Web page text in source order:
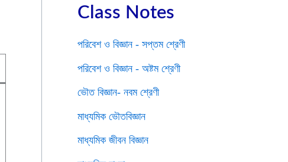
Class Notes
পরিবেশ ও বিজ্ঞান - সপ্তম শ্রেণী
পরিবেশ ও বিজ্ঞান - অষ্টম শ্রেণী
ভৌত বিজ্ঞান- নবম শ্রেণী
মাধ্যমিক ভৌতবিজ্ঞান
মাধ্যমিক জীবন বিজ্ঞান